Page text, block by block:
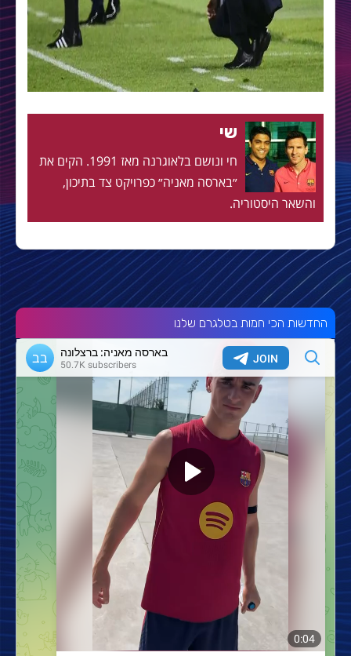
שי
חי ונושם בלאוגרנה מאז 1991. הקים את
״בארסה מאניה״ כפרויקט צד בתיכון,
והשאר היסטוריה.
החדשות הכי חמות בטלגרם שלנו